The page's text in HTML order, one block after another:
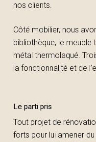
nos clients.
Côté mobilier, nous
bibliothèque, le meuble
métal thermolaqué.
la fonctionnalité et de
Le parti pris
Tout projet de
forts pour lui amener